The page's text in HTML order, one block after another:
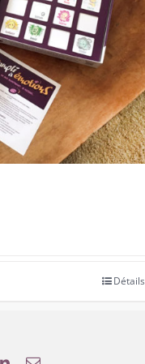
Détails